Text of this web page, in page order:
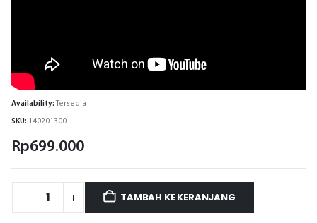
Availability: Tersedia
SKU: 140201300
Rp699.000
TAMBAH KE KERANJANG